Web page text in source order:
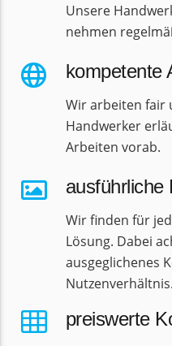
Unsere
nehmen
kompetente
Wir arbeiten fair
Handwerker
Arbeiten vorab.
ausführliche
Wir finden für
Lösung. Dabei
ausgeglichenes
Nutzenverhältnis.
preiswerte